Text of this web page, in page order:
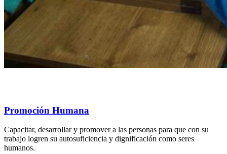
Promoción Humana
Capacitar, desarrollar y promover a las personas para que con su
trabajo logren su autosuficiencia y dignificación como seres
humanos.